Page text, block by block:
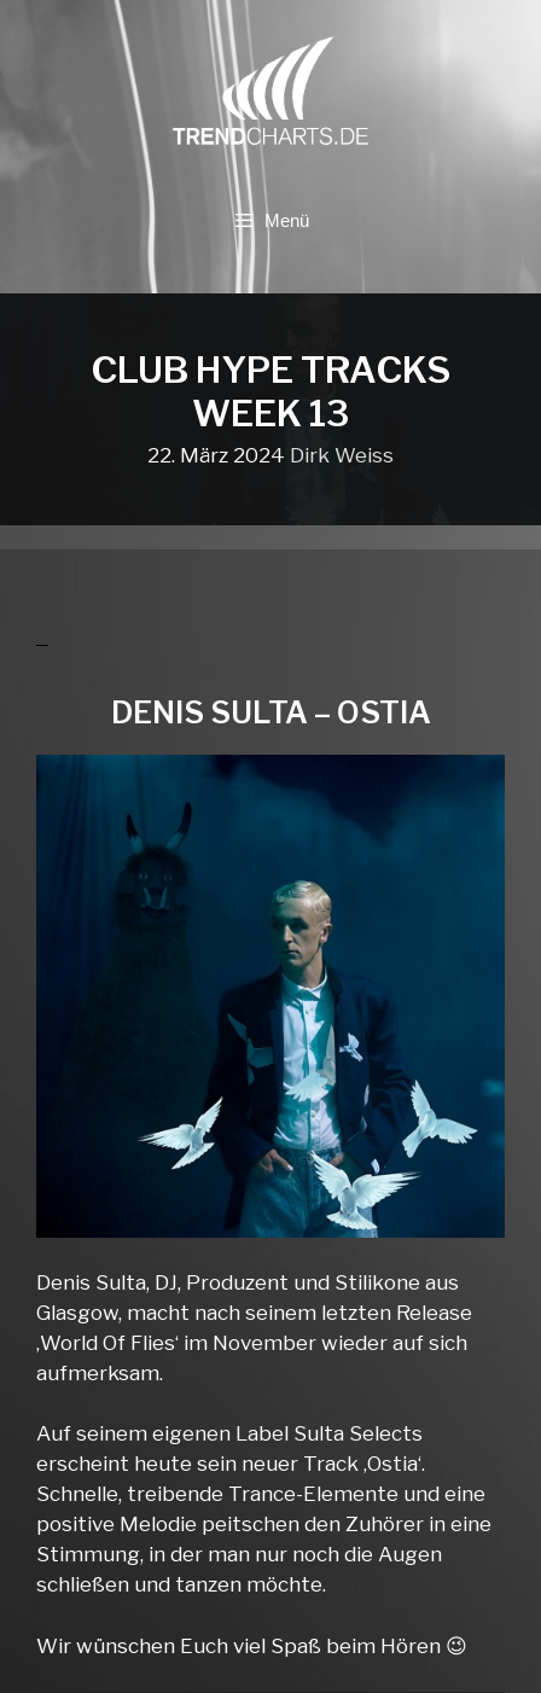
Menü
CLUB HYPE TRACKS
WEEK 13
22. März 2024 Dirk Weiss
DENIS SULTA – OSTIA
Denis Sulta, DJ, Produzent und Stilikone aus
Glasgow, macht nach seinem letzten Release
‚World Of Flies‘ im November wieder auf sich
aufmerksam.
Auf seinem eigenen Label Sulta Selects
erscheint heute sein neuer Track ‚Ostia‘.
Schnelle, treibende Trance-Elemente und eine
positive Melodie peitschen den Zuhörer in eine
Stimmung, in der man nur noch die Augen
schließen und tanzen möchte.
Wir wünschen Euch viel Spaß beim Hören 😉